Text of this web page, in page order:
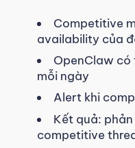
Competitive
availability của
OpenClaw có
mỗi ngày
Alert khi
Kết quả:
competitive